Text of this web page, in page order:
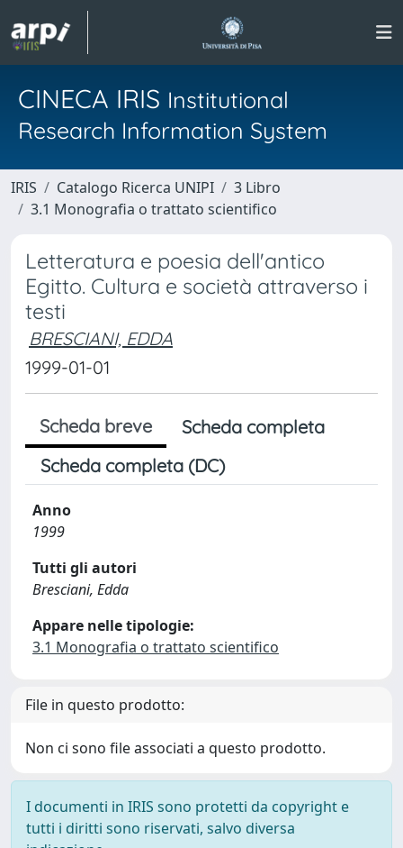
CINECA IRIS Institutional
Research Information System
IRIS Catalogo Ricerca UNIPI
3 Libro
3.1 Monografia o trattato scientifico
Letteratura e poesia dell'antico
Egitto. Cultura e società attraverso i
testi
BRESCIANI, EDDA
1999-01-01
Scheda breve
Scheda completa
Scheda completa (DC)
Anno
1999
Tutti gli autori
Bresciani, Edda
Appare nelle tipologie:
3.1 Monografia o trattato scientifico
File in questo prodotto:
Non ci sono file associati a questo prodotto.
I documenti in IRIS sono protetti da copyright e
tutti i diritti sono riservati, salvo diversa